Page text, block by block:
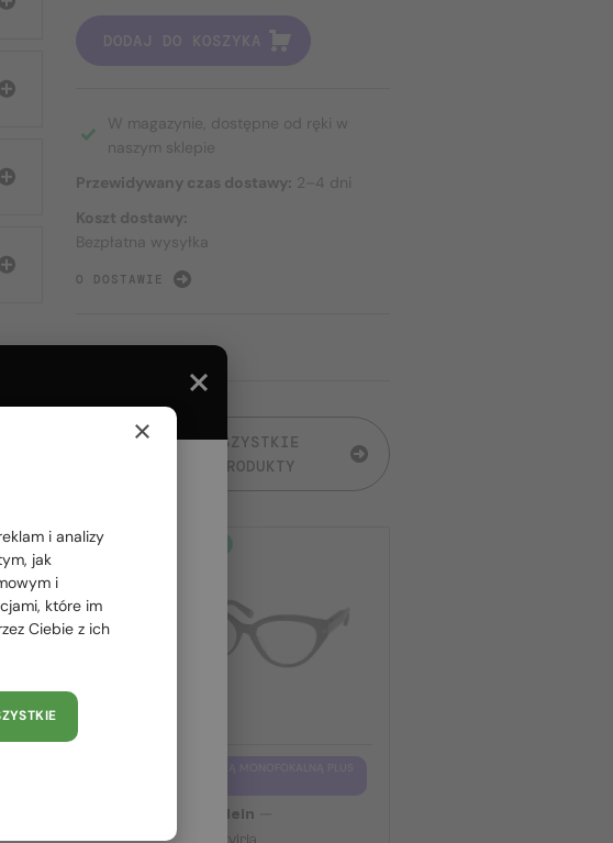
DODAJ DO KOSZYKA
W magazynie, dostępne od ręki w
naszym sklepie
Przewidywany czas dostawy: 2–4 dni
Koszt dostawy:
Bezpłatna wysyłka
O DOSTAWIE
WSZYSTKIE
PRODUKTY
PLUS
Philipp Plein
kraj:
×
i analizy
jak
i
które im
Ciebie z ich